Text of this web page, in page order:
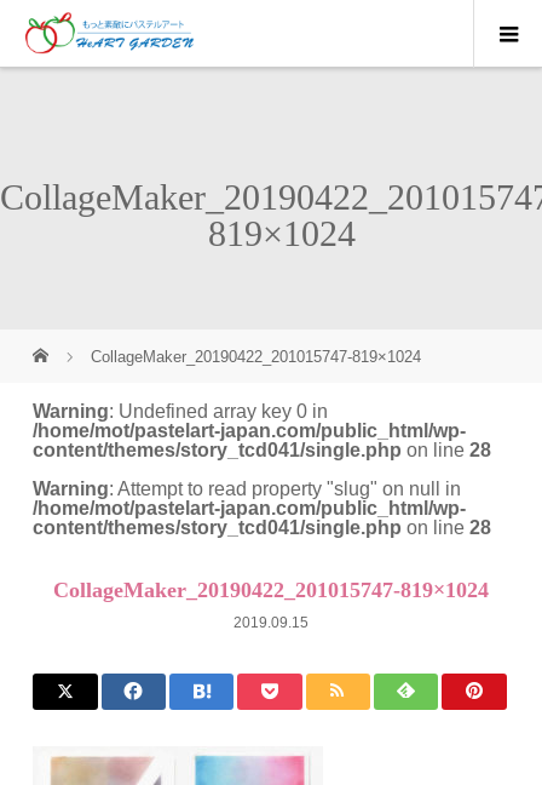
819×1024
CollageMaker_20190422_201015747-819×1024
Warning: Undefined array key 0 in
/home/mot/pastelart-japan.com/public_html/wp-
content/themes/story_tcd041/single.php on line28
Warning: Attempt to read property "slug" on null in
/home/mot/pastelart-japan.com/public_html/wp-
content/themes/story_tcd041/single.php on line28
CollageMaker_20190422_201015747-819×1024
2019.09.15